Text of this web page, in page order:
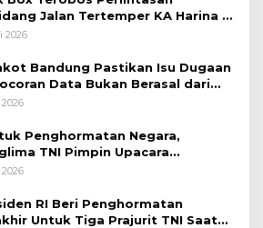
Jalan Tertemper KA Harina di
Stasiun Poncol-Jrakah Semarang
2026
Bandung Pastikan Isu Dugaan
Data Bukan Berasal dari
Disdukcapil
Penghormatan Negara,
TNI Pimpin Upacara
Militer
RI Beri Penghormatan
Untuk Tiga Prajurit TNI Saat